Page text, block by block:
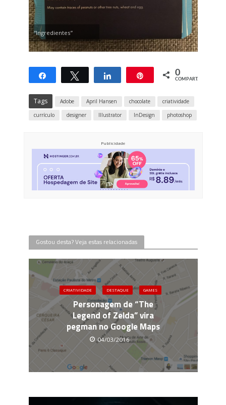
“Ingredientes”
CompartilharTwittar Compartilhar 0
COMPART.
Tags Adobe April Hansen chocolate
criatividade
currículo
designer Illustrator InDesign photoshop
Publicidade
Gostou desta? Veja estas relacionadas
CRIATIVIDADE DESTAQUE GAMES
Personagem de “The
Legend of Zelda” vira
pegman no Google Maps
04/03/2016